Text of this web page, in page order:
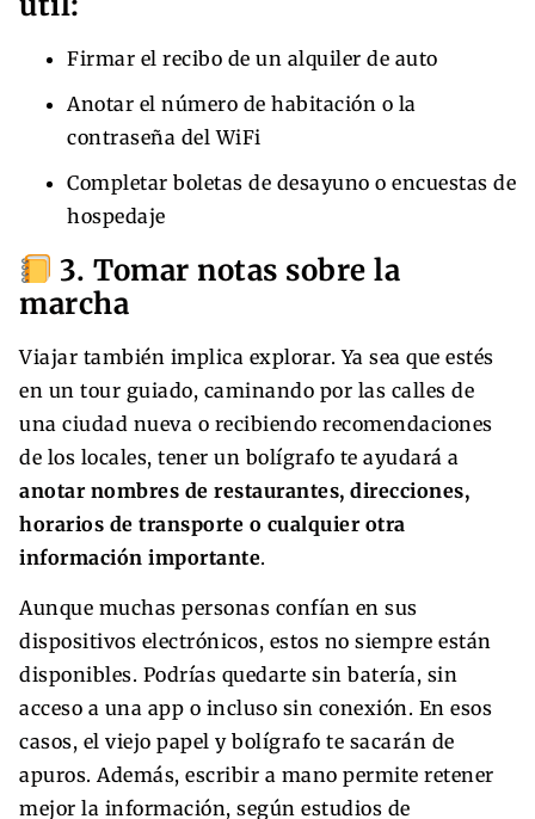
Firmar el recibo de un alquiler de auto
Anotar el número de habitación o la
contraseña del WiFi
Completar boletas de desayuno o encuestas de
hospedaje
3. Tomar notas sobre la
marcha
Viajar también implica explorar. Ya sea que estés
en un tour guiado, caminando por las calles de
una ciudad nueva o recibiendo recomendaciones
de los locales, tener un bolígrafo te ayudará a
anotar nombres de restaurantes, direcciones,
horarios de transporte o cualquier otra
información importante.
Aunque muchas personas confían en sus
dispositivos electrónicos, estos no siempre están
disponibles. Podrías quedarte sin batería, sin
acceso a una app o incluso sin conexión. En esos
casos, el viejo papel y bolígrafo te sacarán de
apuros. Además, escribir a mano permite retener
mejor la información, según estudios de